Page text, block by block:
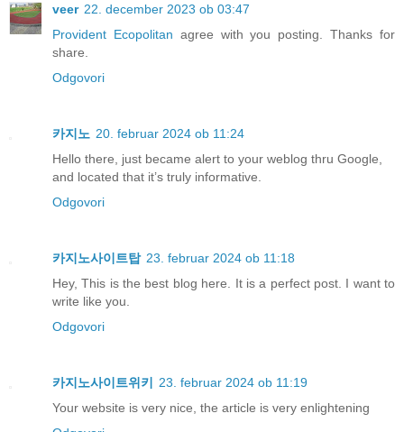
veer 22. december 2023 ob 03:47
Provident Ecopolitan agree with you posting. Thanks for
share.
Odgovori
카지노 20. februar 2024 ob 11:24
Hello there, just became alert to your weblog thru Google,
and located that it’s truly informative.
Odgovori
카지노사이트탑 23. februar 2024 ob 11:18
Hey, This is the best blog here. It is a perfect post. I want to
write like you.
Odgovori
카지노사이트위키 23. februar 2024 ob 11:19
Your website is very nice, the article is very enlightening